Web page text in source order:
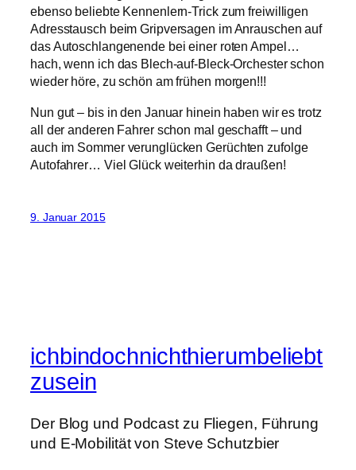
ebenso beliebte Kennenlern-Trick zum freiwilligen
Adresstausch beim Gripversagen im Anrauschen auf
das Autoschlangenende bei einer roten Ampel…
hach, wenn ich das Blech-auf-Bleck-Orchester schon
wieder höre, zu schön am frühen morgen!!!
Nun gut – bis in den Januar hinein haben wir es trotz
all der anderen Fahrer schon mal geschafft – und
auch im Sommer verunglücken Gerüchten zufolge
Autofahrer… Viel Glück weiterhin da draußen!
9. Januar 2015
ichbindochnichthierumbeliebt
zusein
Der Blog und Podcast zu Fliegen, Führung
und E-Mobilität von Steve Schutzbier